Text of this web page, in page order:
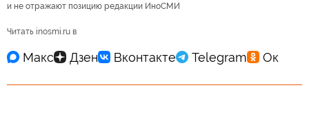
и не отражают позицию редакции ИноСМИ
Читать inosmi.ru в